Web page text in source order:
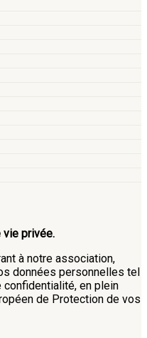
vie privée.
à notre association,
données personnelles tel
en plein
de Protection de vos